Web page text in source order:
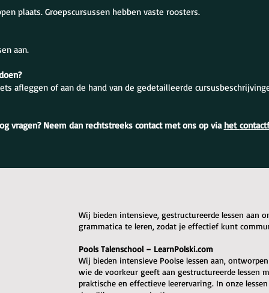
plaats. Groepscursussen hebben vaste roosters.
aan.
afleggen of aan de hand van de gedetailleerde
vragen? Neem dan rechtstreeks contact met ons op via het
Wij bieden intensieve, gestructureerde lessen aan
grammatica te leren, zodat je effectief kunt
Pools Talenschool – LearnPolski.com
Wij bieden intensieve Poolse lessen aan,
wie de voorkeur geeft aan gestructureerde lessen
praktische en effectieve leerervaring. In onze